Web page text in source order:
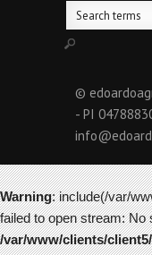
©
- PI
Warning: include(/var/
failed to open stream: No
/var/www/clients/